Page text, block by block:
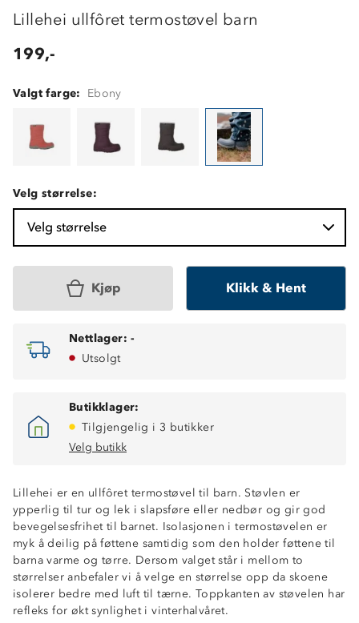
Lillehei ullfôret termostøvel barn
199,-
Valgt farge: Ebony
Velg størrelse:
Velg størrelse
Kjøp Klikk & Hent
Nettlager: -
Utsolgt
Butikklager:
Tilgjengelig i 3 butikker
Velg butikk
Lillehei er en ullfôret termostøvel til barn. Støvlen er
ypperlig til tur og lek i slapsføre eller nedbør og gir god
bevegelsesfrihet til barnet. Isolasjonen i termostøvelen er
myk å deilig på føttene samtidig som den holder føttene til
barna varme og tørre. Dersom valget står i mellom to
størrelser anbefaler vi å velge en størrelse opp da skoene
isolerer bedre med luft til tærne. Toppkanten av støvelen har
refleks for økt synlighet i vinterhalvåret.
Varmefòr med ull
Vanntett
God isolasjonsevne
Komfortabel / bevegelsesfrihet
Stabil såle